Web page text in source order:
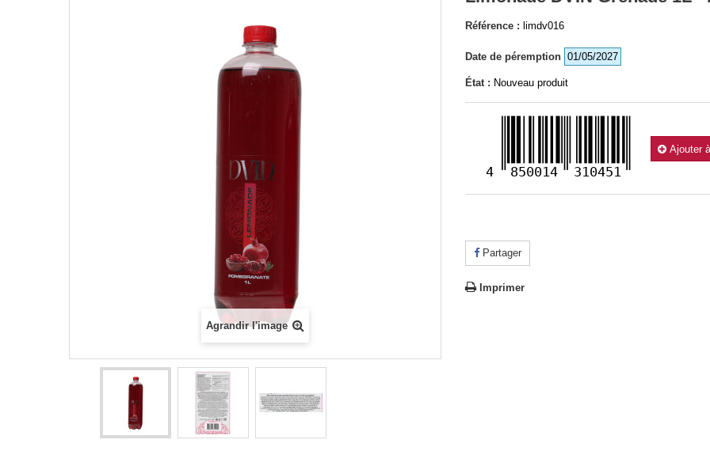
Agrandir l'image
Référence : limdv016
Date de péremption 01/05/2027
État : Nouveau produit
4 850014 310451
Ajouter
Partager
Imprimer